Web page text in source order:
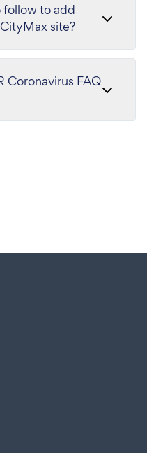
follow to add
site?
Coronavirus FAQ